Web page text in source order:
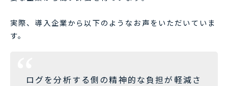
実際、導入企業から以下のようなお声をいただいていま
す。
ログを分析する側の精神的な負担が軽減さ